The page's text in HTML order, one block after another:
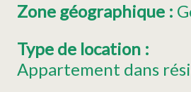
Zone géographique :
Type de location :
Appartement dans